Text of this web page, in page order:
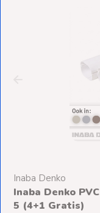
Spoed- en
Inaba Denko
Inaba Denko
5 (4+1 Gratis)